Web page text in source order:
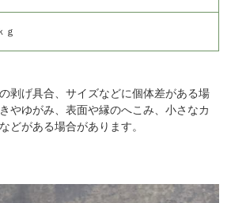
ｇ
剥げ具合、サイズなどに個体差がある場
やゆがみ、表面や縁のへこみ、小さなカ
どがある場合があります。